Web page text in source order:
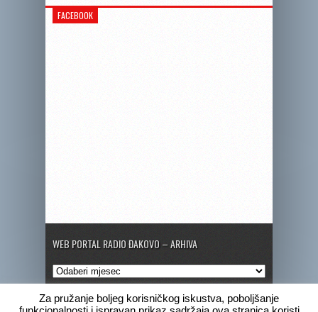
FACEBOOK
WEB PORTAL RADIO ĐAKOVO – ARHIVA
Web
portal
Radio
Đakovo
Za pružanje boljeg korisničkog iskustva, poboljšanje